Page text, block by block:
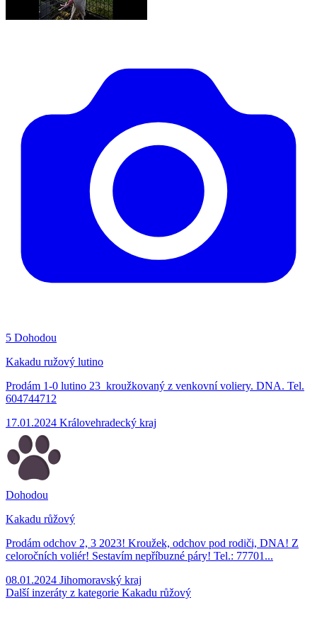
5 Dohodou
Kakadu ružový lutino
Prodám 1-0 lutino 23 kroužkovaný z venkovní voliery. DNA. Tel.
604744712
17.01.2024 Královehradecký kraj
Dohodou
Kakadu růžový
Prodám odchov 2, 3 2023! Kroužek, odchov pod rodiči, DNA! Z
celoročních voliér! Sestavím nepříbuzné páry! Tel.: 77701...
08.01.2024 Jihomoravský kraj
Další inzeráty z kategorie Kakadu růžový